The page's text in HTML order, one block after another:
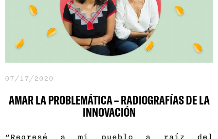
07/17/2020
AMAR LA PROBLEMÁTICA – RADIOGRAFÍAS DE LA
INNOVACIÓN
“Regresé a mi pueblo a raíz del